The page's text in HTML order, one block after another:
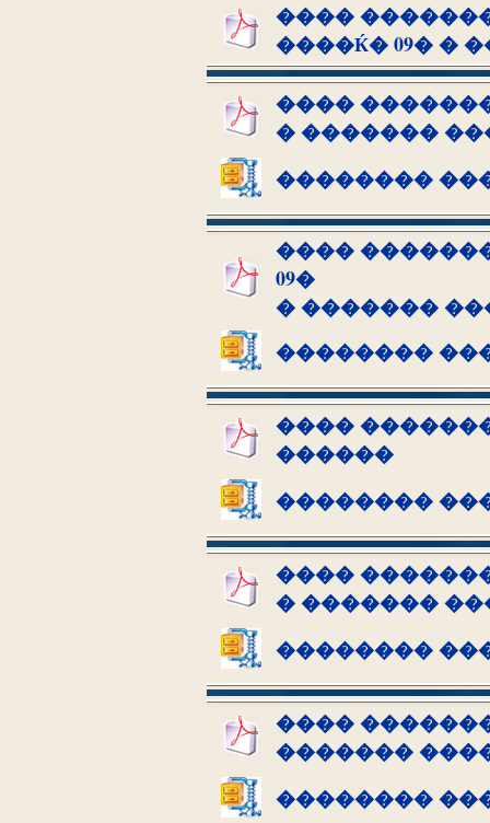
����
����Ќ� 09� �
����
� �������
��������
����
09�
� �������
��������
���� �������
������
��������
����
� �������
��������
����
�������
��������